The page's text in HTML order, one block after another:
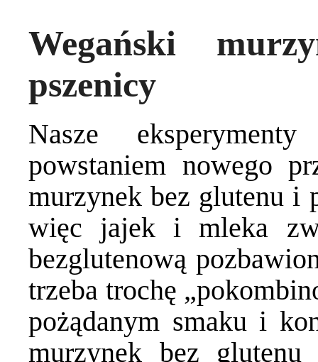
Wegański
pszenicy
Nasze
powstaniem nowego
murzynek bez glutenu i
więc jajek i mleka
bezglutenową
trzeba trochę
pożądanym smaku i
murzynek bez